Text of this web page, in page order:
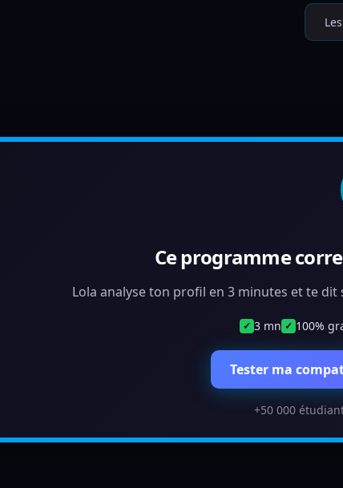
Ce programme
Lola analyse ton profil en 3 minutes et te
✓ 3 mn ✓ 100%
Tester ma
+50 000